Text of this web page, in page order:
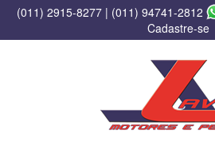
(011) 2915-8277 | (011) 94741-2812
Cadastre-se